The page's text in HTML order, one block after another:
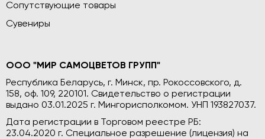
Сопутствующие товары
Сувениры
ООО "МИР САМОЦВЕТОВ ГРУПП"
Республика Беларусь, г. Минск, пр. Рокоссовского, д.
158, оф. 109, 220101. Свидетельство о регистрации
выдано 03.01.2025 г. Мингорисполкомом. УНП 193827037.
Дата регистрации в Торговом реестре РБ:
23.04.2020 г. Специальное разрешение (лицензия) на